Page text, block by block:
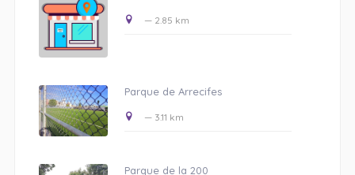
— 2.85 km
Parque de Arrecifes
— 3.11 km
Parque de la 200